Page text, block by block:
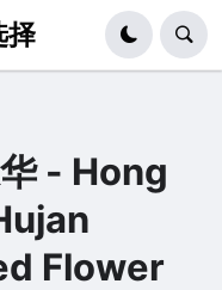
择
- Hong
Flower